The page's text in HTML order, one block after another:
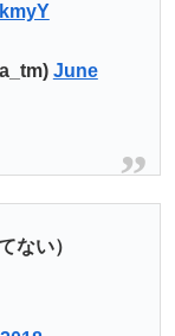
June
ない）